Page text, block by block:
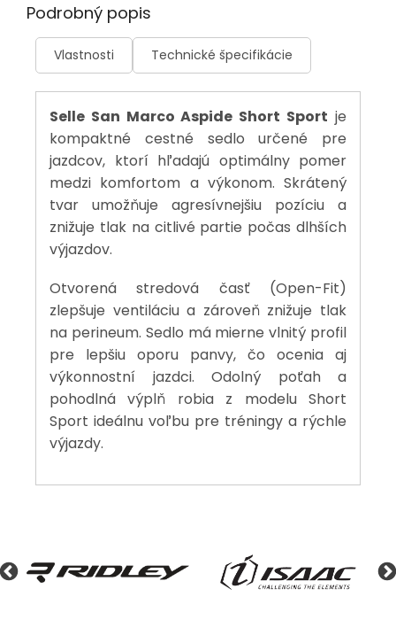
Podrobný popis
Vlastnosti Technické špecifikácie
Selle San Marco Aspide Short Sport je
kompaktné cestné sedlo určené pre
jazdcov, ktorí hľadajú optimálny pomer
medzi komfortom a výkonom. Skrátený
tvar umožňuje agresívnejšiu pozíciu a
znižuje tlak na citlivé partie počas dlhších
výjazdov.
Otvorená stredová časť (Open-Fit)
zlepšuje ventiláciu a zároveň znižuje tlak
na perineum. Sedlo má mierne vlnitý profil
pre lepšiu oporu panvy, čo ocenia aj
výkonnostní jazdci. Odolný poťah a
pohodlná výplň robia z modelu Short
Sport ideálnu voľbu pre tréningy a rýchle
výjazdy.